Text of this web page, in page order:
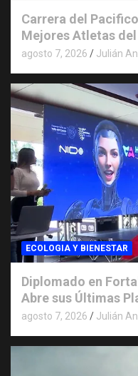
Carrera del
Mejores Atletas
agosto 7, 2026 Julián
ECOLOGIA Y BIENESTAR
Diplomado en
Abre sus Últimas
agosto 7, 2026 Julián